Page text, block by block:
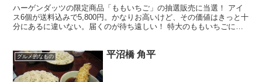
ハーゲンダッツの限定商品「ももいちご」の抽選販売に当選！ アイ
ス6個が送料込みで5,800円。かなりお高いけど、その価値はきっと十
分にあるに違いない。届くのが待ち遠しい！ 特大のももいちごにか
グルメ的なもの 平沼橋 角平